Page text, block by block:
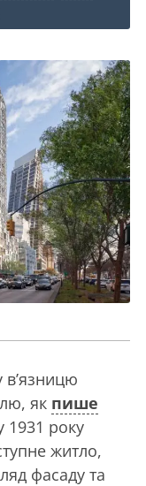
як пише
1931 року
житло,
фасаду та